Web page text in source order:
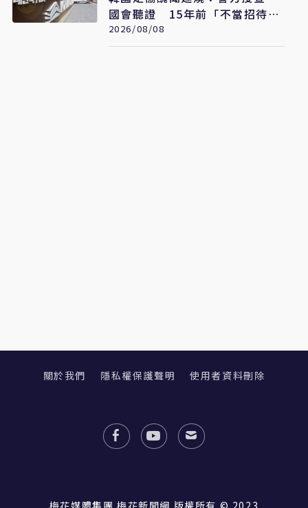
國會聽證 15年前「不當招待」
疑雲重見天日
2026/08/08
關於我們 隱私權保護聲明 使用者資料刪除
梅花媒體集團 梅花新聞網 版權所有 © 2023